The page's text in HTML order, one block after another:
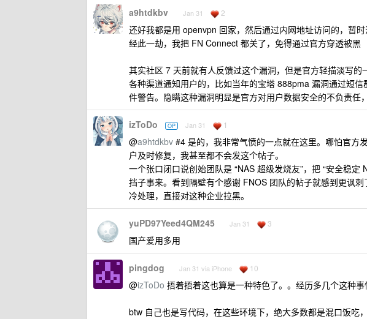
a9htdkbv Jan 31 2
还好我都是用 openvpn 回家，然后通过内网地址访问的，暂
经此一劫，我把 FN Connect 都关了，免得通过官方穿透被黑
其实社区 7 天前就有人反馈过这个漏洞，但是官方轻描淡写的
各种渠道通知用户的，比如当年的宝塔 888pma 漏洞通过短
件警告。隐瞒这种漏洞明显是官方对用户数据安全的不负责任
izToDo OP Jan 31 1
@a9htdkbv #4 是的，我非常气愤的一点就在这里。哪怕官方
户及时修复，我甚至都不会发这个帖子。
一个张口闭口说创始团队是 “NAS 超级发烧友”，把 “安全稳
挡子事来。看到隔壁有个感谢 FNOS 团队的帖子就感到更讽
冷处理，直接对这种企业拉黑。
yuPD97Yeed4QM245 Jan 31 3
国产爱用多用
pingdog Jan 31 via iPhone 10
@izToDo 捂着捂着这也算是一种特色了。。经历多几个这种
btw 自己也是写代码，在这些环境下，绝大多数都是混口饭吃